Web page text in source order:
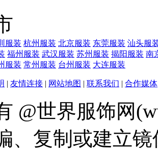
服装 杭州服装 北京服装 东莞服装 汕头服
福州服装 武汉服装 苏州服装 揭阳服装 南
服装 常州服装 台州服装 大连服装
| 友情连接 | 网站地图 | 联系我们 | 合作媒体
@世界服饰网
、复制或建立